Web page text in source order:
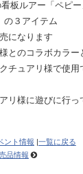
板ルアー「ペピ
の３アイテム
になります
とのコラボカラー
チュアリ様で使用
リ様に遊びに行っ
ント情報 |一覧に戻る
品情報